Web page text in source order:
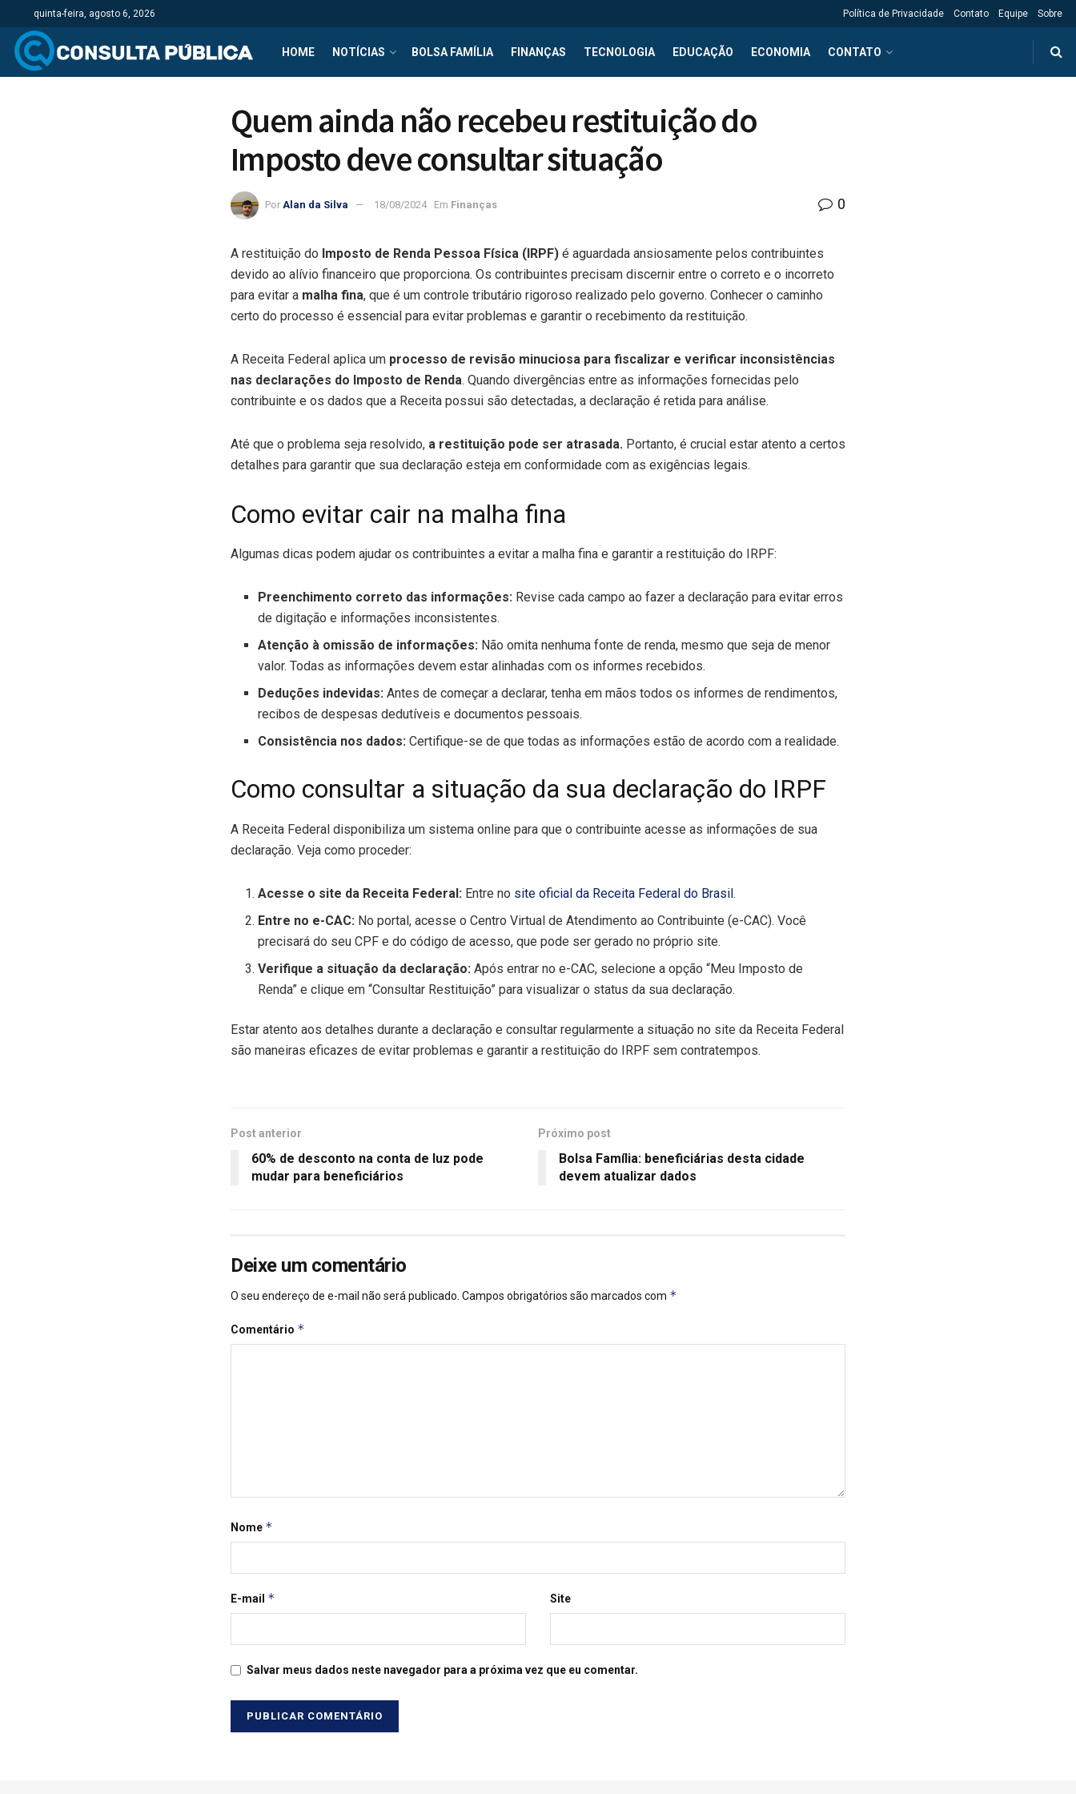
quinta-feira, agosto 6, 2026 Política de Privacidade Contato Equipe Sobre
HOME NOTÍCIAS BOLSA FAMÍLIA FINANÇAS TECNOLOGIA EDUCAÇÃO ECONOMIA CONTATO
Quem ainda não recebeu restituição do
Imposto deve consultar situação
Por Alan da Silva 18/08/2024 Em Finanças 0
A restituição do Imposto de Renda Pessoa Física (IRPF) é aguardada ansiosamente pelos contribuintes
devido ao alívio financeiro que proporciona. Os contribuintes precisam discernir entre o correto e o incorreto
para evitar a malha fina, que é um controle tributário rigoroso realizado pelo governo. Conhecer o caminho
certo do processo é essencial para evitar problemas e garantir o recebimento da restituição.
A Receita Federal aplica um processo de revisão minuciosa para fiscalizar e verificar inconsistências
nas declarações do Imposto de Renda. Quando divergências entre as informações fornecidas pelo
contribuinte e os dados que a Receita possui são detectadas, a declaração é retida para análise.
Até que o problema seja resolvido, a restituição pode ser atrasada. Portanto, é crucial estar atento a certos
detalhes para garantir que sua declaração esteja em conformidade com as exigências legais.
Como evitar cair na malha fina
Algumas dicas podem ajudar os contribuintes a evitar a malha fina e garantir a restituição do IRPF:
Preenchimento correto das informações: Revise cada campo ao fazer a declaração para evitar erros
de digitação e informações inconsistentes.
Atenção à omissão de informações: Não omita nenhuma fonte de renda, mesmo que seja de menor
valor. Todas as informações devem estar alinhadas com os informes recebidos.
Deduções indevidas:Antes de começar a declarar, tenha em mãos todos os informes de rendimentos,
recibos de despesas dedutíveis e documentos pessoais.
Consistência nos dados:Certifique-se de que todas as informações estão de acordo com a realidade.
Como consultar a situação da sua declaração do IRPF
A Receita Federal disponibiliza um sistema online para que o contribuinte acesse as informações de sua
declaração. Veja como proceder:
Acesse o site da Receita Federal: Entre no site oficial da Receita Federal do Brasil.
Entre no e-CAC: No portal, acesse o Centro Virtual de Atendimento ao Contribuinte (e-CAC). Você
precisará do seu CPF e do código de acesso, que pode ser gerado no próprio site.
Verifique a situação da declaração:Após entrar no e-CAC, selecione a opção “Meu Imposto de
Renda” e clique em “Consultar Restituição” para visualizar o status da sua declaração.
Estar atento aos detalhes durante a declaração e consultar regularmente a situação no site da Receita Federal
são maneiras eficazes de evitar problemas e garantir a restituição do IRPF sem contratempos.
Post anterior
60% de desconto na conta de luz pode
mudar para beneficiários
Próximo post
Bolsa Família: beneficiárias desta cidade
devem atualizar dados
Deixe um comentário
O seu endereço de e-mail não será publicado. Campos obrigatórios são marcados com *
Comentário *
Nome *
E-mail * Site
Salvar meus dados neste navegador para a próxima vez que eu comentar.